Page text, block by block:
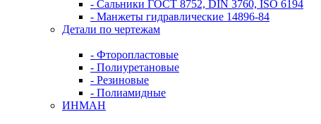
- Сальники ГОСТ 8752, DIN 3760, ISO 6194
- Манжеты гидравлические 14896-84
Детали по чертежам
- Фторопластовые
- Полиуретановые
- Резиновые
- Полиамидные
ИНМАН